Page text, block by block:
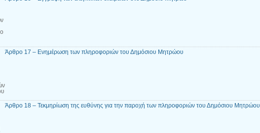
Άρθρο 17 – Ενημέρωση των πληροφοριών του Δημόσιου Μητρώου
Άρθρο 18 – Τεκμηρίωση της ευθύνης για την παροχή των πληροφοριών του Δημόσιου Μητρώου